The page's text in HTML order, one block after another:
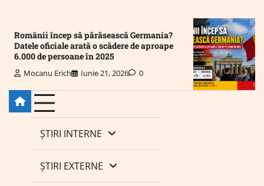
Românii încep să părăsească Germania?
Datele oficiale arată o scădere de aproape
6.000 de persoane în 2025
Mocanu Erich Iunie 21, 2026 0
ȘTIRI INTERNE
ȘTIRI EXTERNE